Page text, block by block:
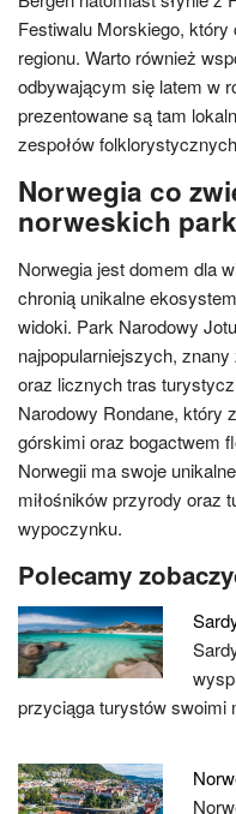
Festiwalu Morskiego,
regionu. Warto również
odbywającym się latem w
prezentowane są tam
zespołów
Norwegia co
norweskich
Norwegia jest domem dla
chronią unikalne
widoki. Park Narodowy
najpopularniejszych,
oraz licznych tras
Narodowy Rondane, który
górskimi oraz bogactwem
Norwegii ma swoje
miłośników przyrody oraz
wypoczynku.
Polecamy
przyciąga turystów